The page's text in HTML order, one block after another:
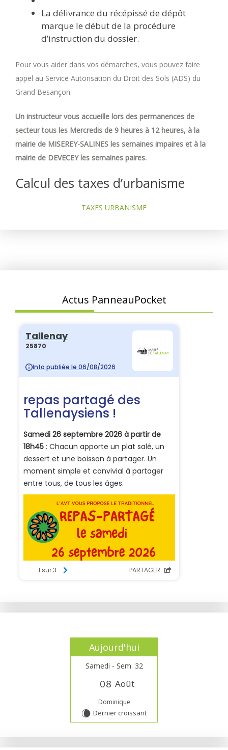
La délivrance du récépissé de dépôt
marque le début de la procédure
d’instruction du dossier.
Pour vous aider dans vos démarches, vous pouvez faire
appel au Service Autorisation du Droit des Sols (ADS) du
Grand Besançon.
Un instructeur vous accueille lors des permanences de
secteur tous les Mercredis de 9 heures à 12 heures, à la
mairie de MISEREY-SALINES les semaines impaires et à la
mairie de DEVECEY les semaines paires.
Calcul des taxes d’urbanisme
TAXES URBANISME
Actus PanneauPocket
Aujourd'hui
Samedi - Sem. 32
08 Août
Dominique
W Dernier croissant